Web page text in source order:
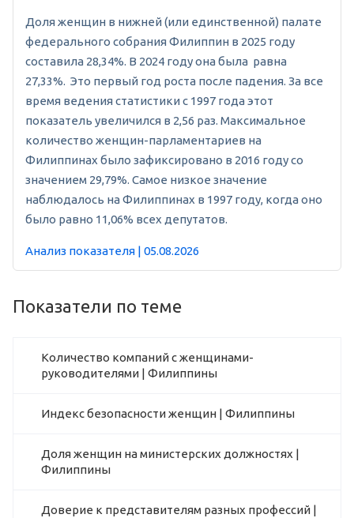
Доля женщин в нижней (или единственной) палате
федерального собрания Филиппин в 2025 году
составила 28,34%. В 2024 году она была равна
27,33%. Это первый год роста после падения. За все
время ведения статистики с 1997 года этот
показатель увеличился в 2,56 раз. Максимальное
количество женщин-парламентариев на
Филиппинах было зафиксировано в 2016 году со
значением 29,79%. Самое низкое значение
наблюдалось на Филиппинах в 1997 году, когда оно
было равно 11,06% всех депутатов.
Анализ показателя | 05.08.2026
Показатели по теме
Количество компаний с женщинами-
руководителями | Филиппины
Индекс безопасности женщин | Филиппины
Доля женщин на министерских должностях |
Филиппины
Доверие к представителям разных профессий |